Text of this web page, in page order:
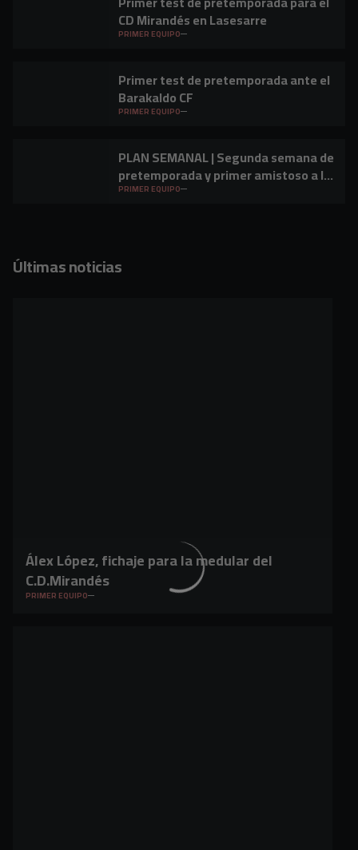
CD Mirandés en Lasesarre
PRIMER EQUIPO
Primer test de pretemporada ante el
Barakaldo CF
PRIMER EQUIPO
PLAN SEMANAL | Segunda semana de
pretemporada y primer amistoso a la
vista
PRIMER EQUIPO
Últimas noticias
Álex López, fichaje para la medular del
C.D.Mirandés
PRIMER EQUIPO